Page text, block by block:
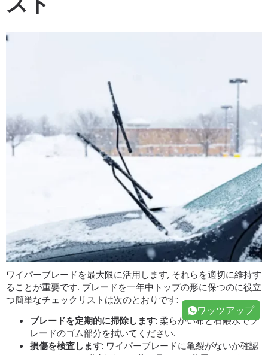
ワイパーブレードを最大限に活用します, それらを適切に維持す
ることが重要です. ブレードを一年中トップの形に保つのに役立
つ簡単なチェックリストは次のとおりです:
ブレードを定期的に掃除します: 柔らかい布と石鹸水でブ
レードのゴム部分を拭いてください.
損傷を検査します: ワイパーブレードに亀裂がないか確認
ワッツアップ